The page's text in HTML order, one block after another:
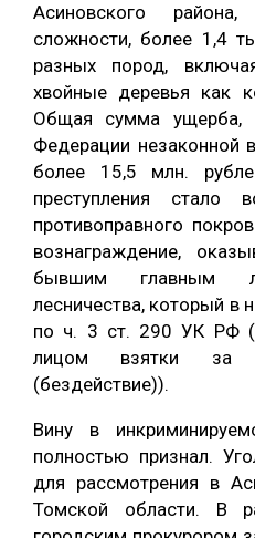
МЕБЕЛЬНОЕ ПРОИЗВОДСТВО
Асиновского
сложности, более 1,4
разных пород,
хвойные деревья как
Общая сумма ущерба,
Федерации незаконной
более 15,5 млн.
преступления стало
противоправного
вознаграждение,
бывшим главным
лесничества, который в
по ч. 3 ст. 290 УК РФ
лицом взятки за
(бездействие)).
Вину в
полностью признал.
для рассмотрения в
Томской области. В